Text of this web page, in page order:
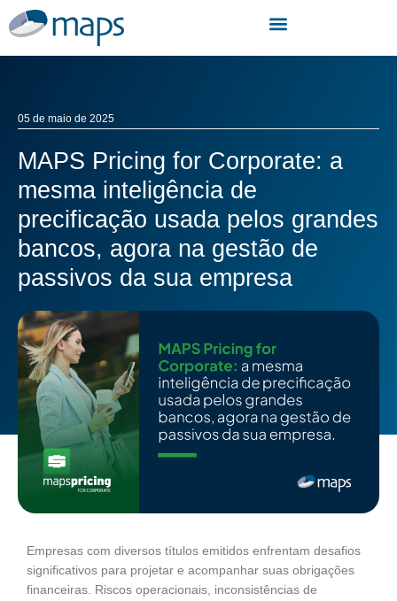
05 de maio de 2025
MAPS Pricing for Corporate: a
mesma inteligência de
precificação usada pelos grandes
bancos, agora na gestão de
passivos da sua empresa
Empresas com diversos títulos emitidos enfrentam desafios
significativos para projetar e acompanhar suas obrigações
financeiras. Riscos operacionais, inconsistências de